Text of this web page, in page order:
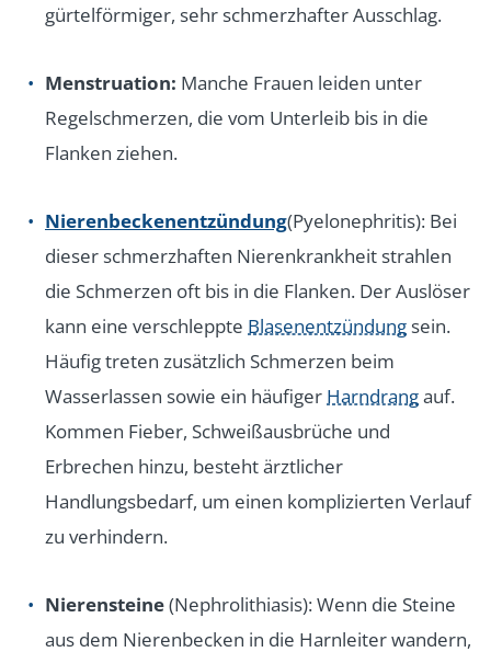
gürtelförmiger, sehr schmerzhafter Ausschlag.
Menstruation: Manche Frauen leiden unter
Regelschmerzen, die vom Unterleib bis in die
Flanken ziehen.
Nierenbeckenentzündung(Pyelonephritis): Bei
dieser schmerzhaften Nierenkrankheit strahlen
die Schmerzen oft bis in die Flanken. Der Auslöser
kann eine verschleppte Blasenentzündung sein.
Häufig treten zusätzlich Schmerzen beim
Wasserlassen sowie ein häufiger Harndrangauf.
Kommen Fieber, Schweißausbrüche und
Erbrechen hinzu, besteht ärztlicher
Handlungsbedarf, um einen komplizierten Verlauf
zu verhindern.
Nierensteine(Nephrolithiasis): Wenn die Steine
aus dem Nierenbecken in die Harnleiter wandern,